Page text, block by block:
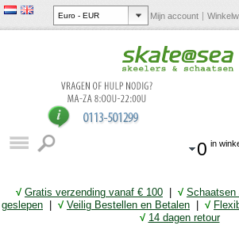
Mijn account
0 in
√ Gratis verzending vanaf € 100 √ Schaatsen
geslepen
√ Veilig Bestellen en Betalen √
√ 14 dagen retour